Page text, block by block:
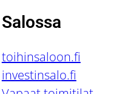
Salossa
toihinsaloon.fi
investinsalo.fi